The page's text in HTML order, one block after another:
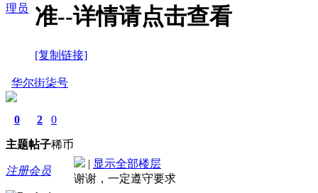
理员
准--详情请点击查看
[复制链接]
华尔街柒号
0
主题
2
帖子
0
稀币
注册会员
| 显示全部楼层
谢谢，一定遵守要求